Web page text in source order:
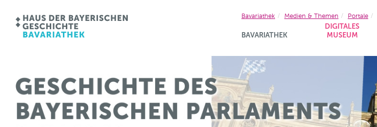
BAVARIATHEK
DIGITALES
MUSEUM
Bavariathek Medien & Themen Portale